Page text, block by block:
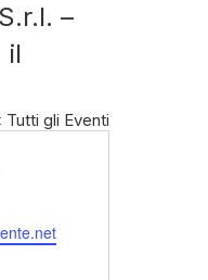
–
il
Tutti gli Eventi